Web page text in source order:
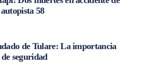
58
de Tulare: La importancia
seguridad